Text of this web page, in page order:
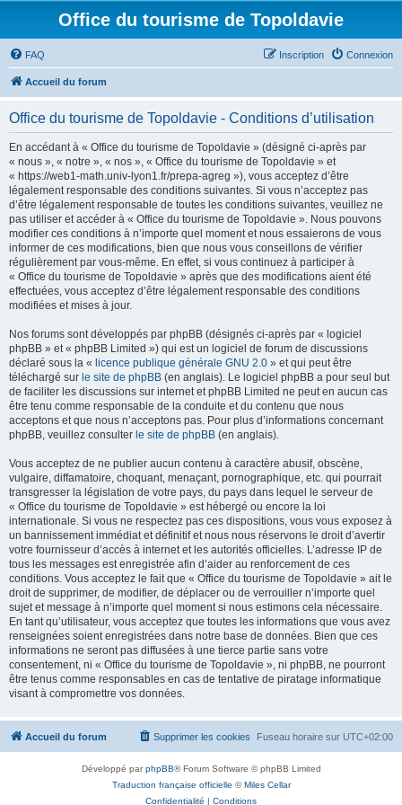
Office du tourisme de Topoldavie
FAQ Connexion
Inscription
Accueil du forum
Office du tourisme de Topoldavie - Conditions d’utilisation
En accédant à « Office du tourisme de Topoldavie » (désigné ci-après par
« nous », « notre », « nos », « Office du tourisme de Topoldavie » et
« https://web1-math.univ-lyon1.fr/prepa-agreg »), vous acceptez d’être
légalement responsable des conditions suivantes. Si vous n’acceptez pas
d’être légalement responsable de toutes les conditions suivantes, veuillez ne
pas utiliser et accéder à « Office du tourisme de Topoldavie ». Nous pouvons
modifier ces conditions à n’importe quel moment et nous essaierons de vous
informer de ces modifications, bien que nous vous conseillons de vérifier
régulièrement par vous-même. En effet, si vous continuez à participer à
« Office du tourisme de Topoldavie » après que des modifications aient été
effectuées, vous acceptez d’être légalement responsable des conditions
modifiées et mises à jour.
Nos forums sont développés par phpBB (désignés ci-après par « logiciel
phpBB » et « phpBB Limited ») qui est un logiciel de forum de discussions
déclaré sous la « licence publique générale GNU 2.0 » et qui peut être
téléchargé sur le site de phpBB (en anglais). Le logiciel phpBB a pour seul but
de faciliter les discussions sur internet et phpBB Limited ne peut en aucun cas
être tenu comme responsable de la conduite et du contenu que nous
acceptons et que nous n’acceptons pas. Pour plus d’informations concernant
phpBB, veuillez consulter le site de phpBB (en anglais).
Vous acceptez de ne publier aucun contenu à caractère abusif, obscène,
vulgaire, diffamatoire, choquant, menaçant, pornographique, etc. qui pourrait
transgresser la législation de votre pays, du pays dans lequel le serveur de
« Office du tourisme de Topoldavie » est hébergé ou encore la loi
internationale. Si vous ne respectez pas ces dispositions, vous vous exposez à
un bannissement immédiat et définitif et nous nous réservons le droit d’avertir
votre fournisseur d’accès à internet et les autorités officielles. L’adresse IP de
tous les messages est enregistrée afin d’aider au renforcement de ces
conditions. Vous acceptez le fait que « Office du tourisme de Topoldavie » ait le
droit de supprimer, de modifier, de déplacer ou de verrouiller n’importe quel
sujet et message à n’importe quel moment si nous estimons cela nécessaire.
En tant qu’utilisateur, vous acceptez que toutes les informations que vous avez
renseignées soient enregistrées dans notre base de données. Bien que ces
informations ne seront pas diffusées à une tierce partie sans votre
consentement, ni « Office du tourisme de Topoldavie », ni phpBB, ne pourront
être tenus comme responsables en cas de tentative de piratage informatique
visant à compromettre vos données.
Accueil du forum Fuseau horaire sur UTC+02:00
Supprimer les cookies
Développé parphpBB® Forum Software © phpBB Limited
Traduction française officielle ©Miles Cellar
Confidentialité | Conditions